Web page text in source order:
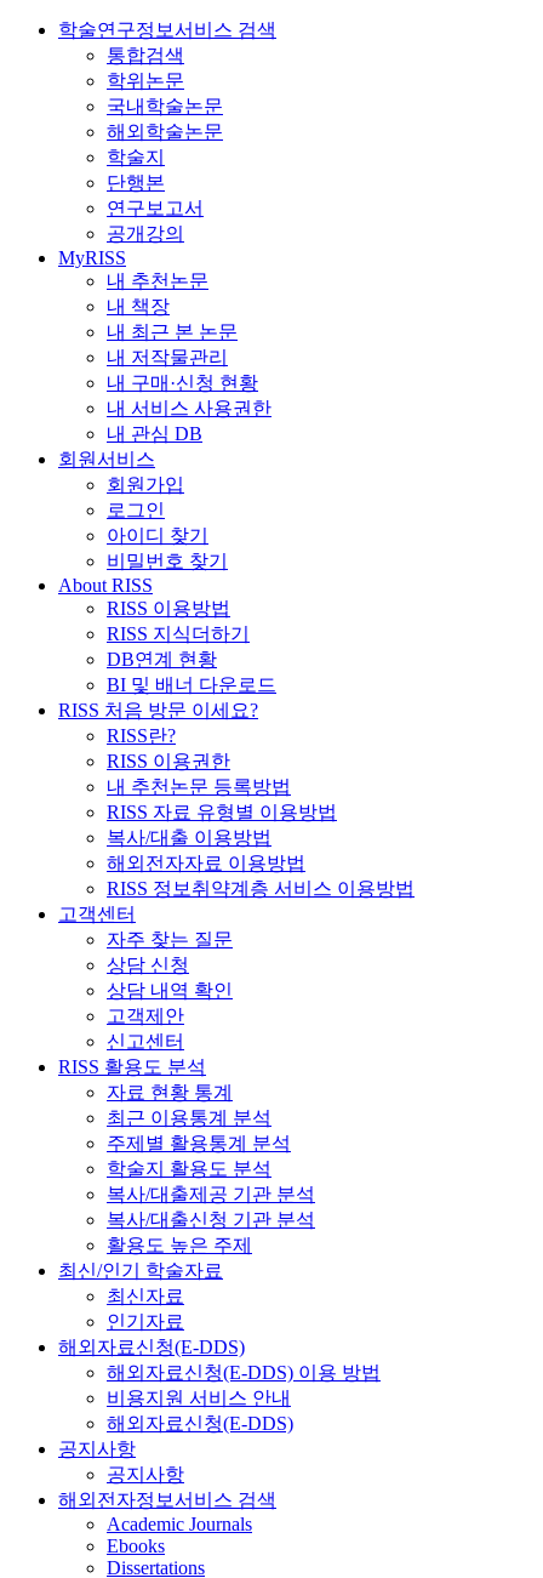
학술연구정보서비스 검색
통합검색
학위논문
국내학술논문
해외학술논문
학술지
단행본
연구보고서
공개강의
MyRISS
내 추천논문
내 책장
내 최근 본 논문
내 저작물관리
내 구매·신청 현황
내 서비스 사용권한
내 관심 DB
회원서비스
회원가입
로그인
아이디 찾기
비밀번호 찾기
About RISS
RISS 이용방법
RISS 지식더하기
DB연계 현황
BI 및 배너 다운로드
RISS 처음 방문 이세요?
RISS란?
RISS 이용권한
내 추천논문 등록방법
RISS 자료 유형별 이용방법
복사/대출 이용방법
해외전자자료 이용방법
RISS 정보취약계층 서비스 이용방법
고객센터
자주 찾는 질문
상담 신청
상담 내역 확인
고객제안
신고센터
RISS 활용도 분석
자료 현황 통계
최근 이용통계 분석
주제별 활용통계 분석
학술지 활용도 분석
복사/대출제공 기관 분석
복사/대출신청 기관 분석
활용도 높은 주제
최신/인기 학술자료
최신자료
인기자료
해외자료신청(E-DDS)
해외자료신청(E-DDS) 이용 방법
비용지원 서비스 안내
해외자료신청(E-DDS)
공지사항
공지사항
해외전자정보서비스 검색
Academic Journals
Ebooks
Dissertations